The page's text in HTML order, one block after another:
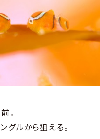
。
グルから狙える。